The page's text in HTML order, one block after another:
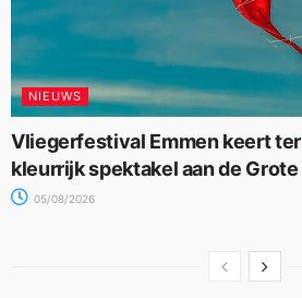
NIEUWS
Vliegerfestival Emmen keert
kleurrijk spektakel aan de
05/08/2026